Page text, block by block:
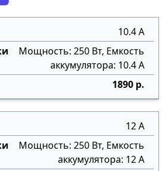
10.4 А
Мощность: 250 Вт, Емкость
аккумулятора: 10.4 А
1890 р.
12 А
Мощность: 250 Вт, Емкость
аккумулятора: 12 А